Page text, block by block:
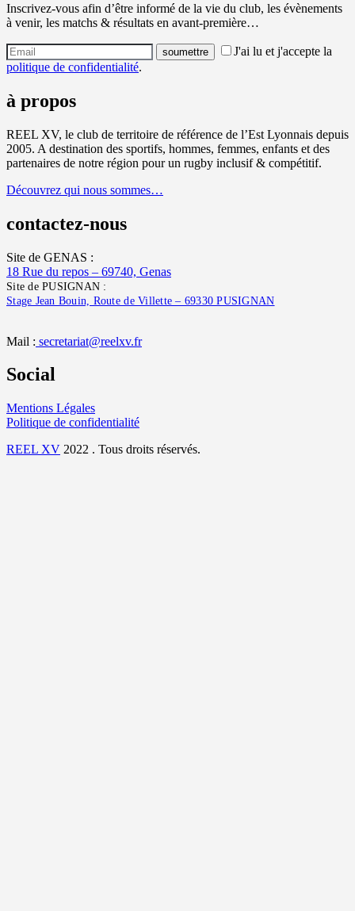
Inscrivez-vous afin d’être informé de la vie du club, les évènements
à venir, les matchs & résultats en avant-première…
J'ai lu et j'accepte la
politique de confidentialité.
à propos
REEL XV, le club de territoire de référence de l’Est Lyonnais depuis
2005. A destination des sportifs, hommes, femmes, enfants et des
partenaires de notre région pour un rugby inclusif & compétitif.
Découvrez qui nous sommes…
contactez-nous
Site de GENAS :
18 Rue du repos – 69740, Genas
Site de PUSIGNAN :
Stage Jean Bouin, Route de Villette – 69330 PUSIGNAN
Mail : secretariat@reelxv.fr
Social
Mentions Légales
Politique de confidentialité
REEL XV 2022 . Tous droits réservés.